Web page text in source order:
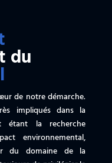
du
de notre démarche.
impliqués dans la
étant la recherche
environnemental,
du domaine de la